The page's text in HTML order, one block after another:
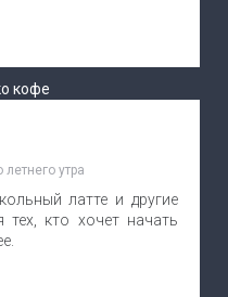
утра
латте и другие
тех, кто хочет начать